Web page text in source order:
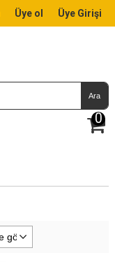
Üye ol Üye Girişi
Ara
0